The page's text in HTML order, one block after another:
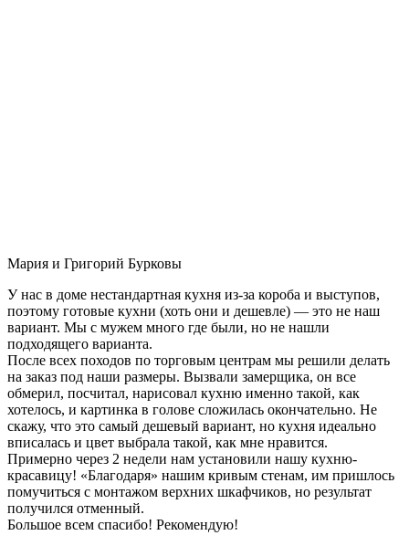
Мария и Григорий Бурковы
У нас в доме нестандартная кухня из-за короба и выступов,
поэтому готовые кухни (хоть они и дешевле) — это не наш
вариант. Мы с мужем много где были, но не нашли
подходящего варианта.
После всех походов по торговым центрам мы решили делать
на заказ под наши размеры. Вызвали замерщика, он все
обмерил, посчитал, нарисовал кухню именно такой, как
хотелось, и картинка в голове сложилась окончательно. Не
скажу, что это самый дешевый вариант, но кухня идеально
вписалась и цвет выбрала такой, как мне нравится.
Примерно через 2 недели нам установили нашу кухню-
красавицу! «Благодаря» нашим кривым стенам, им пришлось
помучиться с монтажом верхних шкафчиков, но результат
получился отменный.
Большое всем спасибо! Рекомендую!